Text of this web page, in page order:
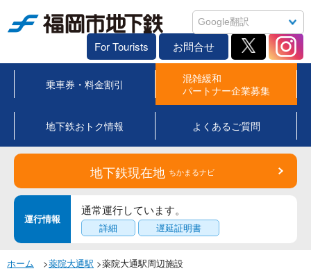
For Tourists お問合せ
乗車券・料金割引
混雑緩和
パートナー企業募集
地下鉄おトク情報 よくあるご質問
地下鉄現在地 ちかまるナビ
運行情報
通常運行しています。
詳細 遅延証明書
ホーム >薬院大通駅 >薬院大通駅周辺施設